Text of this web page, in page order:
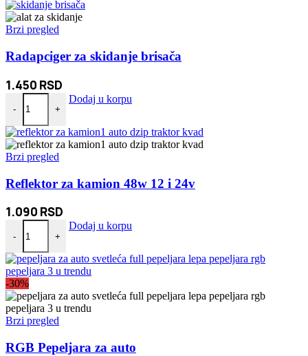
Brzi pregled
Radapciger za skidanje brisača
1.450 RSD
-
Radapciger za skidanje brisača količina
+
Dodaj u korpu
Brzi pregled
Reflektor za kamion 48w 12 i 24v
1.090 RSD
-
Reflektor za kamion 48w 12 i 24v količina
+
Dodaj u korpu
-30%
Brzi pregled
RGB Pepeljara za auto